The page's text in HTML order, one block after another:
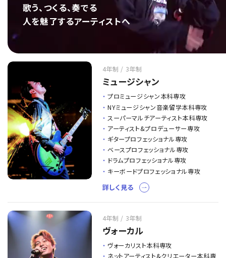
歌う、つくる、奏でる
人を魅了するアーティストへ
4年制 / 3年制
ミュージシャン
プロミュージシャン本科専攻
NYミュージシャン音楽留学本科専攻
スーパーマルチアーティスト本科専攻
アーティスト&プロデューサー専攻
ギタープロフェッショナル専攻
ベースプロフェッショナル専攻
ドラムプロフェッショナル専攻
キーボードプロフェッショナル専攻
詳しく見る
4年制 / 3年制
ヴォーカル
ヴォーカリスト本科専攻
ネットアーティスト&クリエーター本科専